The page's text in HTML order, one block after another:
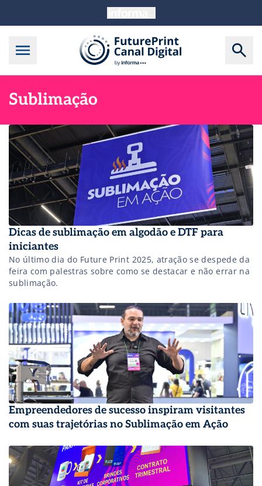
Sublimação
Dicas de sublimação em algodão e DTF para
iniciantes
No último dia do Future Print 2025, atração se despede da
feira com palestras sobre como se destacar e não errar na
sublimação.
Empreendedores de sucesso inspiram visitantes
com suas trajetórias no Sublimação em Ação